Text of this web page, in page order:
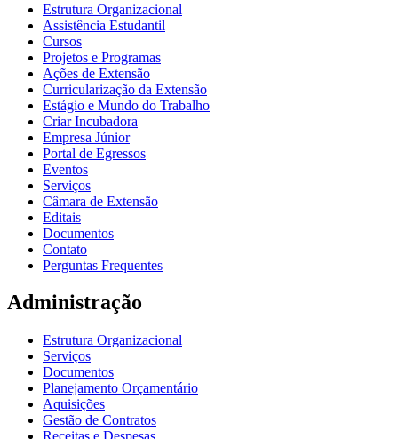
Estrutura Organizacional
Assistência Estudantil
Cursos
Projetos e Programas
Ações de Extensão
Curricularização da Extensão
Estágio e Mundo do Trabalho
Criar Incubadora
Empresa Júnior
Portal de Egressos
Eventos
Serviços
Câmara de Extensão
Editais
Documentos
Contato
Perguntas Frequentes
Administração
Estrutura Organizacional
Serviços
Documentos
Planejamento Orçamentário
Aquisições
Gestão de Contratos